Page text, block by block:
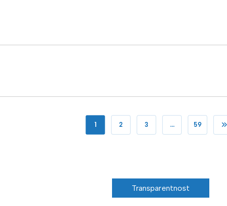
1 2 3 … 59
Transparentnost